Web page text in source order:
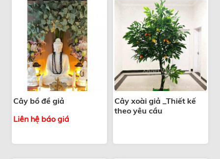
Cây bồ đề giả
Liên hệ báo giá
Cây xoài giả _Thiết kế
theo yêu cầu